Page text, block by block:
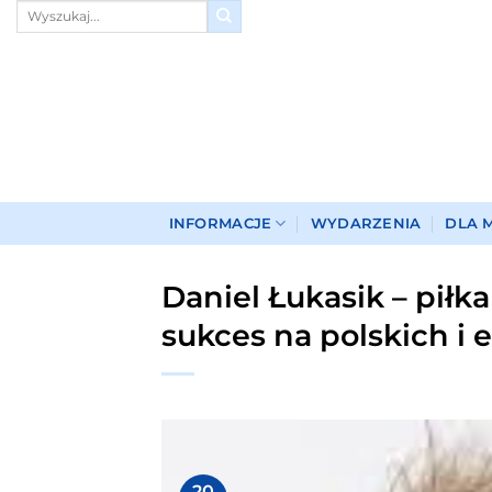
Przewiń
INFORMACJE WYDARZENIA DLA
Daniel Łukasik –
sukces na polskich i